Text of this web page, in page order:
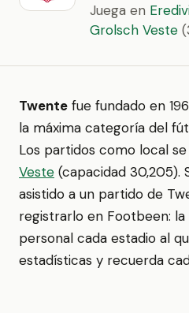
Juega en
Grolsch Veste
Twente fue fundado en
la máxima categoría del
Los partidos como local
Veste (capacidad 30,205).
asistido a un partido de
registrarlo en Footbeen:
personal cada estadio al
estadísticas y recuerda